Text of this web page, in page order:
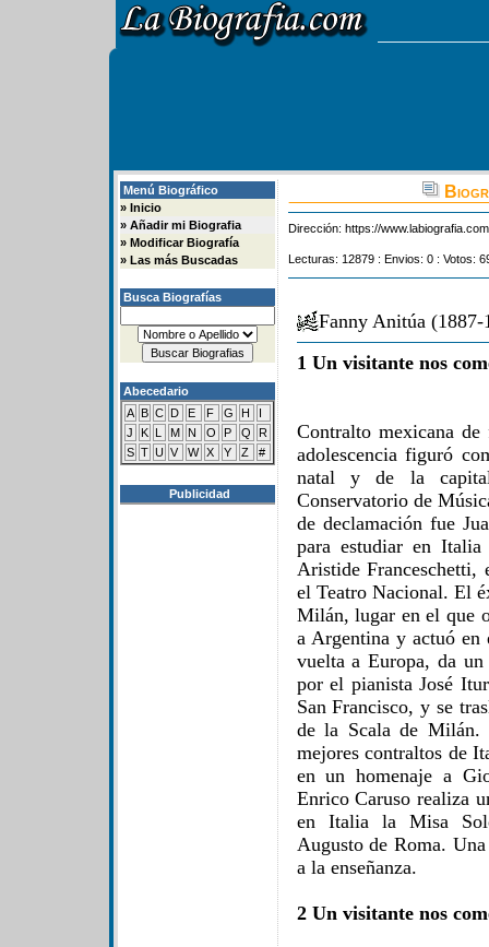
Menú Biográfico
» Inicio
» Añadir mi Biografia
» Modificar Biografía
» Las más Buscadas
Busca Biografías
Abecedario
A B C D E F G H
I
J
K L M N O P Q
R
S T U V W X Y Z #
Publicidad
Dirección: https://
Lecturas: 12879 : Envios: 0 : Votos:
Fanny Anitúa (1887-
1 Un visitante nos
Contralto mexicana
adolescencia figuró
natal y de la
Conservatorio de
de declamación fue
para estudiar en
Aristide Franceschetti,
el Teatro Nacional. El
Milán, lugar en el que
a Argentina y actuó
vuelta a Europa, da un
por el pianista José
San Francisco, y se
de la Scala de Milán.
mejores contraltos de
en un homenaje a
Enrico Caruso realiza
en Italia la Misa
Augusto de Roma.
a la enseñanza.
2 Un visitante nos